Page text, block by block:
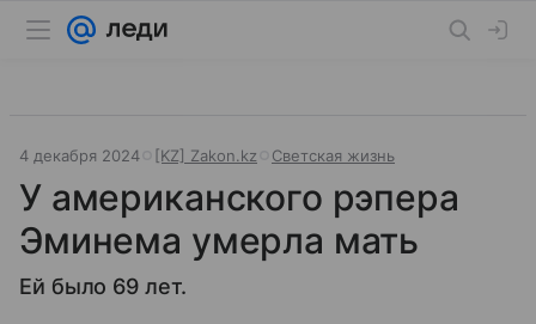
4 декабря 2024 [KZ] Zakon.kz Светская жизнь
У американского рэпера
Эминема умерла мать
Ей было 69 лет.